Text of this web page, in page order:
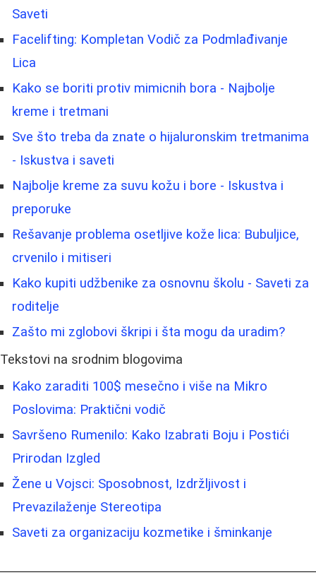
Saveti
Facelifting: Kompletan Vodič za Podmlađivanje
Lica
Kako se boriti protiv mimicnih bora - Najbolje
kreme i tretmani
Sve što treba da znate o hijaluronskim tretmanima
- Iskustva i saveti
Najbolje kreme za suvu kožu i bore - Iskustva i
preporuke
Rešavanje problema osetljive kože lica: Bubuljice,
crvenilo i mitiseri
Kako kupiti udžbenike za osnovnu školu - Saveti za
roditelje
Zašto mi zglobovi škripi i šta mogu da uradim?
Tekstovi na srodnim blogovima
Kako zaraditi 100$ mesečno i više na Mikro
Poslovima: Praktični vodič
Savršeno Rumenilo: Kako Izabrati Boju i Postići
Prirodan Izgled
Žene u Vojsci: Sposobnost, Izdržljivost i
Prevazilaženje Stereotipa
Saveti za organizaciju kozmetike i šminkanje